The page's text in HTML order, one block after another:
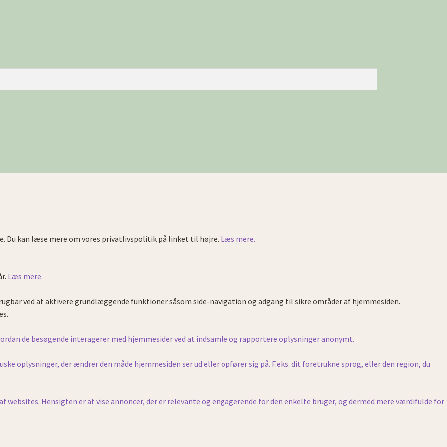
Du kan læse mere om vores privatlivspolitik på linket til højre. Læs mere.
Læs mere.
ved at aktivere grundlæggende funktioner såsom side-navigation og adgang til sikre områder af hjemmesiden.
de besøgende interagerer med hjemmesider ved at indsamle og rapportere oplysninger anonymt.
oplysninger, der ændrer den måde hjemmesiden ser ud eller opfører sig på. F.eks. dit foretrukne sprog, eller den region, du
Hensigten er at vise annoncer, der er relevante og engagerende for den enkelte bruger, og dermed mere værdifulde for